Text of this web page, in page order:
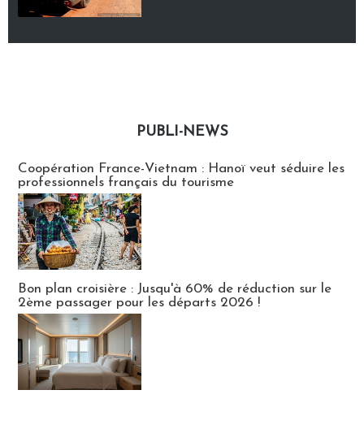
PUBLI-NEWS
Coopération France-Vietnam : Hanoï veut séduire les
professionnels français du tourisme
Bon plan croisière : Jusqu'à 60% de réduction sur le
2ème passager pour les départs 2026 !